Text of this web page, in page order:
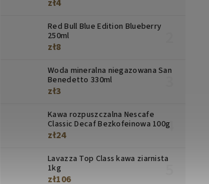
zł4
Red Bull Blue Edition Blueberry
250ml
zł8
Woda mineralna niegazowana San
Benedetto 330ml
zł3
Kawa rozpuszczalna Nescafe
Classic Decaf Bezkofeinowa 100g
zł24
Lavazza Top Class kawa ziarnista
1kg
zł106